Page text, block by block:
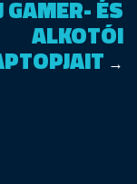
GAMER- ÉS
ALKOTÓI
→